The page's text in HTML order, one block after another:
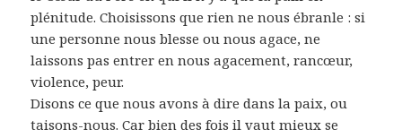
plénitude. Choisissons que rien ne nous ébranle : si
une personne nous blesse ou nous agace, ne
laissons pas entrer en nous agacement, rancœur,
violence, peur.
Disons ce que nous avons à dire dans la paix, ou
taisons-nous. Car bien des fois il vaut mieux se